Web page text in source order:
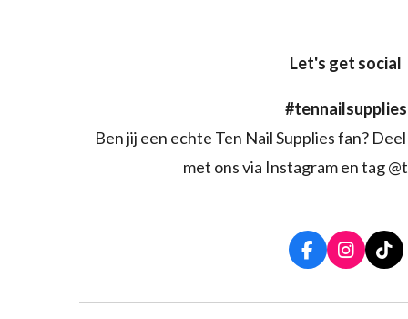
Let's get social
#tennailsupplies
Ben jij een echte Ten Nail Supplies fan?
met ons via Instagram en tag
F
a
I
n
T
i